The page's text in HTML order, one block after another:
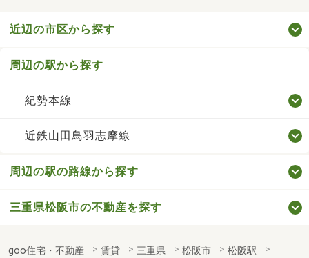
近辺の市区から探す
周辺の駅から探す
紀勢本線
近鉄山田鳥羽志摩線
周辺の駅の路線から探す
三重県松阪市の不動産を探す
goo住宅・不動産 賃貸 三重県 松阪市
松阪駅